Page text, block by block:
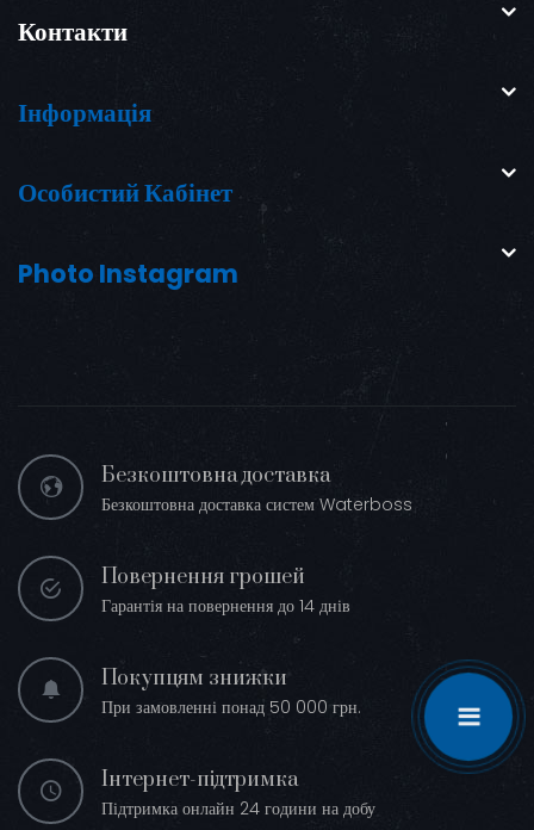
Контакти
Інформація
Особистий Кабінет
Photo Instagram
Безкоштовна доставка
Безкоштовна доставка систем Waterboss
Повернення грошей
Гарантія на повернення до 14 днів
Покупцям знижки
При замовленні понад 50 000 грн.
Інтернет-підтримка
Підтримка онлайн 24 години на добу